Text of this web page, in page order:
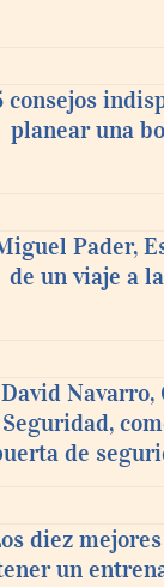
de
consejos
planear una
Pader,
de un viaje a
David Navarro,
Seguridad,
de
diez
un